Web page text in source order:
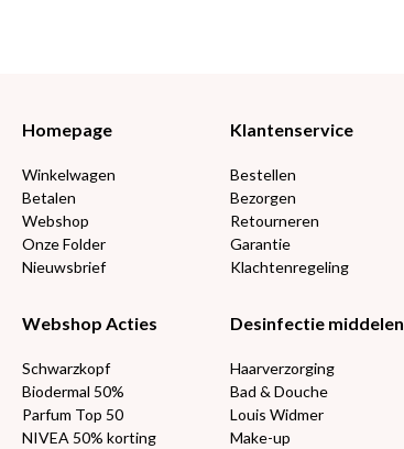
Homepage
Winkelwagen
Betalen
Webshop
Onze Folder
Nieuwsbrief
Klantenservice
Bestellen
Bezorgen
Retourneren
Garantie
Klachtenregeling
Webshop Acties
Schwarzkopf
Biodermal 50%
Parfum Top 50
NIVEA 50% korting
Desinfectie middelen
Haarverzorging
Bad & Douche
Louis Widmer
Make-up